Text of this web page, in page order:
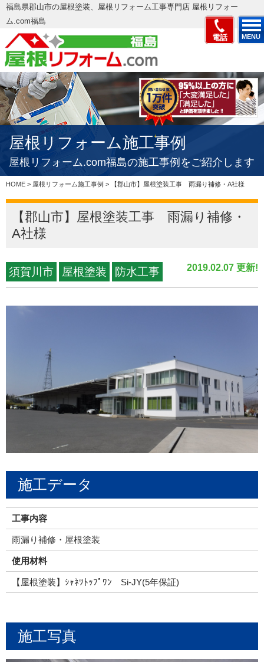
福島県郡山市の屋根塗装、屋根リフォーム工事専門店 屋根リフォー
ム.com福島
電話
MENU
屋根リフォーム施工事例
屋根リフォーム.com福島の施工事例をご紹介します
HOME > 屋根リフォーム施工事例 > 【郡山市】屋根塗装工事 雨漏り補修・A社様
【郡山市】屋根塗装工事 雨漏り補修・
A社様
2019.02.07 更新!
須賀川市 屋根塗装 防水工事
施工データ
工事内容
雨漏り補修・屋根塗装
使用材料
【屋根塗装】ｼｬﾈﾂﾄｯﾌﾟﾜﾝ Si-JY(5年保証)
施工写真